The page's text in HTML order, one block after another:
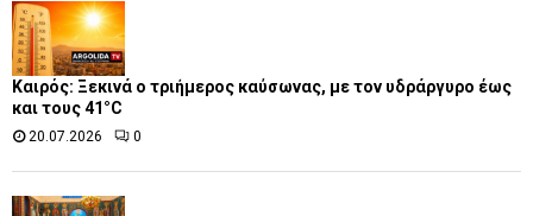
Καιρός: Ξεκινά ο τριήμερος καύσωνας, με τον υδράργυρο έως
και τους 41°C
20.07.2026 0